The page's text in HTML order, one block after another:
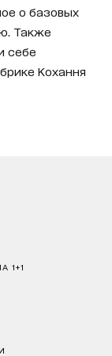
о базовых
Также
себе
Кохання
1+1